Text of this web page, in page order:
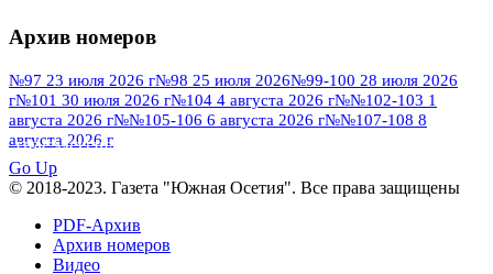
№95 7 августа 2012 г
№95 28 июля 2016 г №95+96 3 августа
2013 г№96 6 июля 2017 г№96 9 августа
2012 г №96 28 июля 2015 г
№96+97 30 июля 2016 г
№97 11 августа 2012 г
№97 30 июля 2015 г
Архив номеров
№97 23 июля 2026 г№98 25 июля 2026№99-100 28 июля 2026
г№101 30 июля 2026 г№104 4 августа 2026 г№№102-103 1
августа 2026 г№№105-106 6 августа 2026 г№№107-108 8
августа 2026 г
ПОСМОТРЕТЬ ВСЕ
Go Up
© 2018-2023. Газета "Южная Осетия". Все права защищены
PDF-Архив
Архив номеров
Видео